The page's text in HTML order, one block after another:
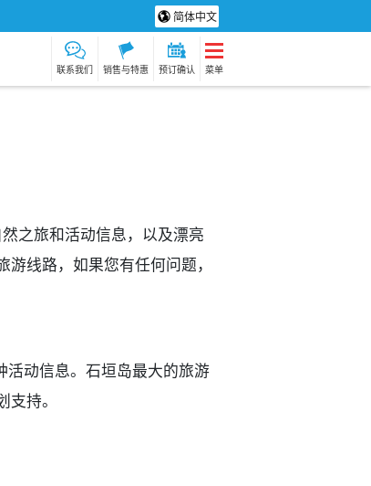
简体中文
联系我们 销售与特惠 预订确认 菜单
之旅和活动信息，以及漂亮
线路，如果您有任何问题，
活动信息。石垣岛最大的旅游
持。